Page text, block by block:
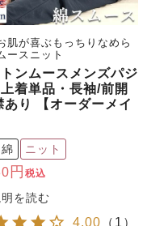
新着商品
はこちら
肌が喜ぶもっちりなめら
ースニット
ンムースメンズパジ
着単品・長袖/前開
あり 【オーダーメイ
綿 ニット
税込
4.00 （ 1 ）